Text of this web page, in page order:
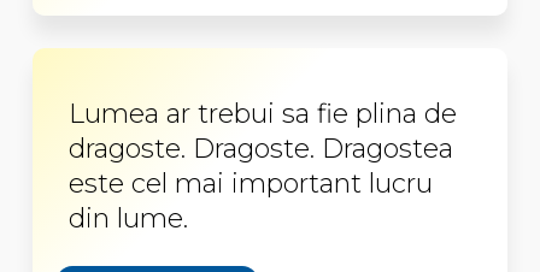
Lumea ar trebui sa fie plina de
dragoste. Dragoste. Dragostea
este cel mai important lucru
din lume.